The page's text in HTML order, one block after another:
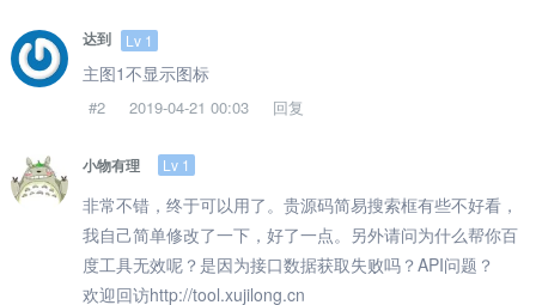
达到 Lv 1
主图1不显示图标
#2 2019-04-21 00:03 回复
小物有理 Lv 1
非常不错，终于可以用了。贵源码简易搜索框有些不好看，
我自己简单修改了一下，好了一点。另外请问为什么帮你百
度工具无效呢？是因为接口数据获取失败吗？API问题？
欢迎回访http://tool.xujilong.cn